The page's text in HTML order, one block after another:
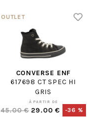
CONVERSE ENF
617698 CT SPEC HI
GRIS
À PARTIR DE
45.00 € 29.00 € -36 %